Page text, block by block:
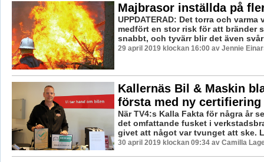
Majbrasor inställda på
UPPDATERAD: Det torra och varma
medfört en stor risk för att bränder
snabbt, och tyvärr blir det även
29 april 2019 klockan 16:00 av Jennie
Kallernäs Bil & Maskin
första med ny certifiering
När TV4:s Kalla Fakta för några år
det omfattande fusket i
givet att något var tvunget att ske.
30 april 2019 klockan 09:34 av Camilla